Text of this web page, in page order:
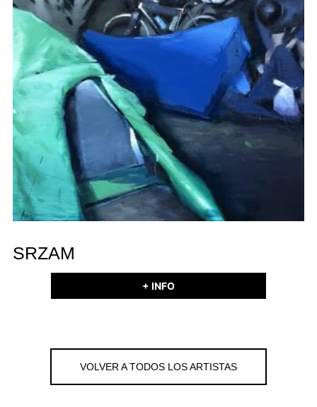
SRZAM
+ INFO
VOLVER A TODOS LOS ARTISTAS